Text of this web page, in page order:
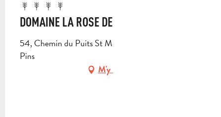
DOMAINE LA ROSE DES VENTS
54, Chemin du Puits St Marc, 13780 Cuges-les-
Pins
M'y rendre